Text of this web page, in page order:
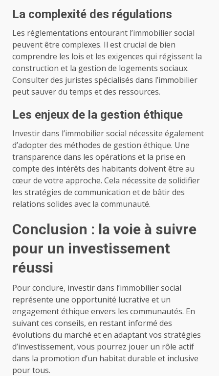
La complexité des régulations
Les réglementations entourant l’immobilier social
peuvent être complexes. Il est crucial de bien
comprendre les lois et les exigences qui régissent la
construction et la gestion de logements sociaux.
Consulter des juristes spécialisés dans l’immobilier
peut sauver du temps et des ressources.
Les enjeux de la gestion éthique
Investir dans l’immobilier social nécessite également
d’adopter des méthodes de gestion éthique. Une
transparence dans les opérations et la prise en
compte des intérêts des habitants doivent être au
cœur de votre approche. Cela nécessite de solidifier
les stratégies de communication et de bâtir des
relations solides avec la communauté.
Conclusion : la voie à suivre
pour un investissement
réussi
Pour conclure, investir dans l’immobilier social
représente une opportunité lucrative et un
engagement éthique envers les communautés. En
suivant ces conseils, en restant informé des
évolutions du marché et en adaptant vos stratégies
d’investissement, vous pourrez jouer un rôle actif
dans la promotion d’un habitat durable et inclusive
pour tous.